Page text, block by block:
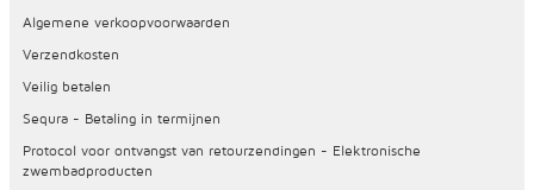
Algemene verkoopvoorwaarden
Verzendkosten
Veilig betalen
Sequra - Betaling in termijnen
Protocol voor ontvangst van retourzendingen - Elektronische
zwembadproducten